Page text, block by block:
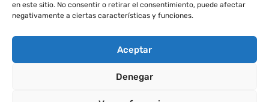
en este sitio. No consentir o retirar el consentimiento, puede afectar
negativamente a ciertas características y funciones.
Aceptar
Denegar
haz click en este enlace:
MÓNICA SERRANO © 2025 TODOS LOS DERECHOS RESERVADOS